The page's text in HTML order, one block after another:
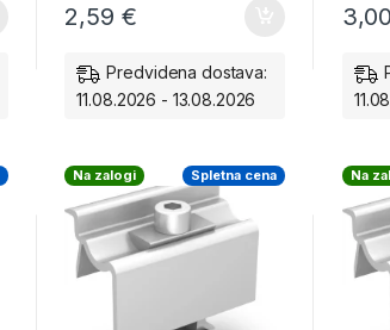
2,59 €
Predvidena dostava:
11.08.2026 - 13.08.2026
Na zalogi Spletna cena Na